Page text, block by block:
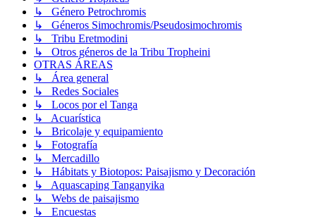
↳ Género Petrochromis
↳ Géneros Simochromis/Pseudosimochromis
↳ Tribu Eretmodini
↳ Otros géneros de la Tribu Tropheini
OTRAS ÁREAS
↳ Área general
↳ Redes Sociales
↳ Locos por el Tanga
↳ Acuarística
↳ Bricolaje y equipamiento
↳ Fotografía
↳ Mercadillo
↳ Hábitats y Biotopos: Paisajismo y Decoración
↳ Aquascaping Tanganyika
↳ Webs de paisajismo
↳ Encuestas